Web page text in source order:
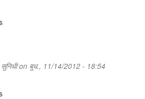
सुनिधीon बुध., 11/14/2012 - 18:54